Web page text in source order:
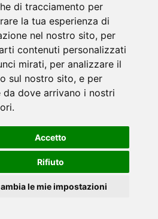
di tracciamento per
la tua esperienza di
nel nostro sito, per
contenuti personalizzati
mirati, per analizzare il
sul nostro sito, e per
da dove arrivano i nostri
Accetto
Rifiuto
le mie impostazioni
ai Laghi di Suviana e
alla fauna
speciale ai Laghi di Suviana e
per osservare cervi, volpi, lepri e lupi.
nel massimo silenzio. Ritrovo Chiesa
obbligatoria.
tutti i diritti riservati.
Cookies